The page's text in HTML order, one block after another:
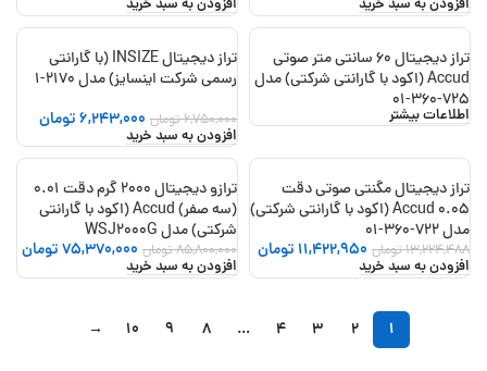
افزودن به سبد خرید افزودن به سبد خرید
تراز دیجیتال 60 سانتی متر صوتی
Accud (اکود با گارانتی شرکتی) مدل
725-360-01
اطلاعات بیشتر
-8%
تراز دیجیتال INSIZE (با گارانتی
رسمی شرکت اینسایز) مدل 2170-1
6,750,000تومان 6,243,000تومان
افزودن به سبد خرید
-14%
تراز دیجیتال مگنتی صوتی دقت
0.05 Accud (اکود با گارانتی شرکتی)
مدل 722-360-01
13,224,488تومان 11,422,950 تومان
افزودن به سبد خرید
-12%
ترازو دیجیتال 2000 گرم دقت 0.01
(سه صفر) Accud (اکود با گارانتی
شرکتی) مدل WSJ2000G
85,800,000تومان 75,370,000تومان
افزودن به سبد خرید
1
2
3
4
…
8
9
10
→